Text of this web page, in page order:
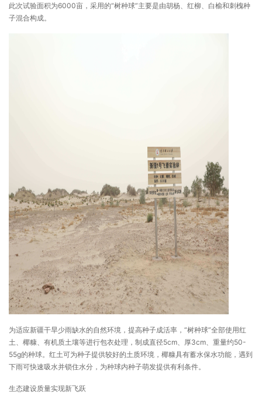
此次试验面积为6000亩，采用的“树种球”主要是由胡杨、红柳、白榆和刺槐种
子混合构成。
为适应新疆干旱少雨缺水的自然环境，提高种子成活率，“树种球”全部使用红
土、椰糠、有机质土壤等进行包衣处理，制成直径5cm、厚3cm、重量约50-
55g的种球。红土可为种子提供较好的土质环境，椰糠具有蓄水保水功能，遇到
下雨可快速吸水并锁住水分，为种球内种子萌发提供有利条件。
生态建设质量实现新飞跃